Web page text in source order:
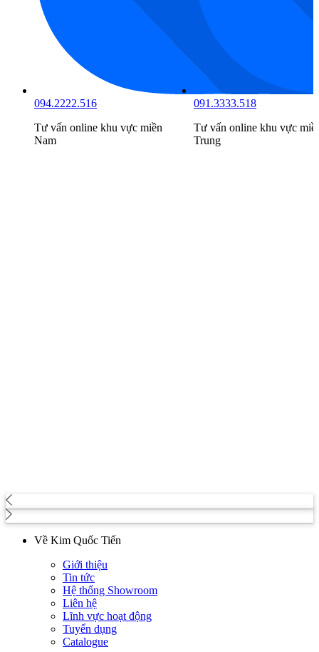
094.2222.516
Tư vấn online khu vực miền
Nam
091.3333.518
Tư vấn online khu vực
Trung
Về Kim Quốc Tiến
Giới thiệu
Tin tức
Hệ thống Showroom
Liên hệ
Lĩnh vực hoạt động
Tuyển dụng
Catalogue